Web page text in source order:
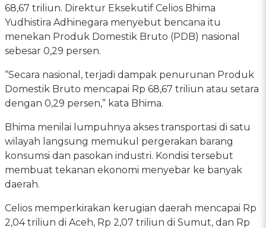
68,67 triliun. Direktur Eksekutif Celios Bhima
Yudhistira Adhinegara menyebut bencana itu
menekan Produk Domestik Bruto (PDB) nasional
sebesar 0,29 persen.
“Secara nasional, terjadi dampak penurunan Produk
Domestik Bruto mencapai Rp 68,67 triliun atau setara
dengan 0,29 persen,” kata Bhima.
Bhima menilai lumpuhnya akses transportasi di satu
wilayah langsung memukul pergerakan barang
konsumsi dan pasokan industri. Kondisi tersebut
membuat tekanan ekonomi menyebar ke banyak
daerah.
Celios memperkirakan kerugian daerah mencapai Rp
2,04 triliun di Aceh, Rp 2,07 triliun di Sumut, dan Rp